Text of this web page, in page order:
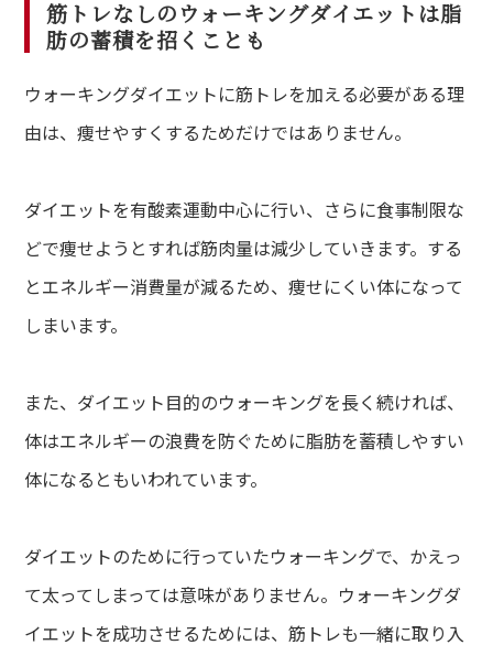
筋トレなしのウォーキングダイエットは脂
肪の蓄積を招くことも
ウォーキングダイエットに筋トレを加える必要がある理
由は、痩せやすくするためだけではありません。
ダイエットを有酸素運動中心に行い、さらに食事制限な
どで痩せようとすれば筋肉量は減少していきます。する
とエネルギー消費量が減るため、痩せにくい体になって
しまいます。
また、ダイエット目的のウォーキングを長く続ければ、
体はエネルギーの浪費を防ぐために脂肪を蓄積しやすい
体になるともいわれています。
ダイエットのために行っていたウォーキングで、かえっ
て太ってしまっては意味がありません。ウォーキングダ
イエットを成功させるためには、筋トレも一緒に取り入